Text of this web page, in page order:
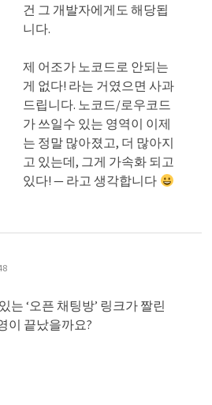
건 그 개발자에게도 해당됩
니다.
제 어조가 노코드로 안되는
게 없다! 라는 거였으면 사과
드립니다. 노코드/로우코드
가 쓰일수 있는 영역이 이제
는 정말 많아졌고, 더 많아지
고 있는데, 그게 가속화 되고
있다! — 라고 생각합니다
는 ‘오픈 채팅방’ 링크가 짤린
이 끝났을까요?